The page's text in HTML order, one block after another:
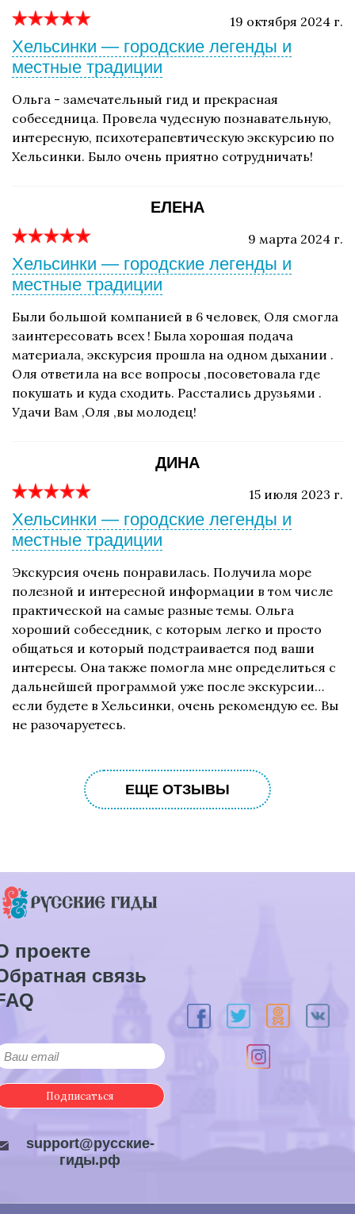
19 октября 2024 г.
Хельсинки — городские легенды и
местные традиции
Ольга - замечательный гид и прекрасная
собеседница. Провела чудесную познавательную,
интересную, психотерапевтическую экскурсию по
Хельсинки. Было очень приятно сотрудничать!
ЕЛЕНА
9 марта 2024 г.
Хельсинки — городские легенды и
местные традиции
Были большой компанией в 6 человек, Оля смогла
заинтересовать всех ! Была хорошая подача
материала, экскурсия прошла на одном дыхании .
Оля ответила на все вопросы ,посоветовала где
покушать и куда сходить. Расстались друзьями .
Удачи Вам ,Оля ,вы молодец!
ДИНА
15 июля 2023 г.
Хельсинки — городские легенды и
местные традиции
Экскурсия очень понравилась. Получила море
полезной и интересной информации в том числе
практической на самые разные темы. Ольга
хороший собеседник, с которым легко и просто
общаться и который подстраивается под ваши
интересы. Она также помогла мне определиться с
дальнейшей программой уже после экскурсии…
если будете в Хельсинки, очень рекомендую ее. Вы
не разочаруетесь.
ЕЩЕ ОТЗЫВЫ
проекте
связь
Подписаться
support@русские-
гиды.рф